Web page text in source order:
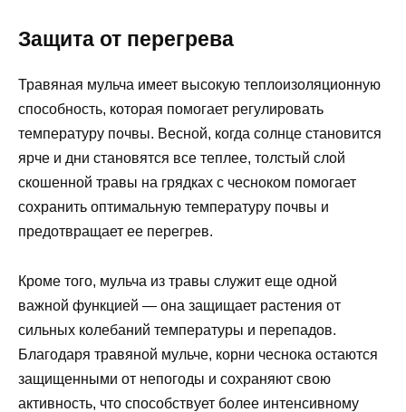
Защита от перегрева
Травяная мульча имеет высокую теплоизоляционную
способность, которая помогает регулировать
температуру почвы. Весной, когда солнце становится
ярче и дни становятся все теплее, толстый слой
скошенной травы на грядках с чесноком помогает
сохранить оптимальную температуру почвы и
предотвращает ее перегрев.
Кроме того, мульча из травы служит еще одной
важной функцией — она защищает растения от
сильных колебаний температуры и перепадов.
Благодаря травяной мульче, корни чеснока остаются
защищенными от непогоды и сохраняют свою
активность, что способствует более интенсивному